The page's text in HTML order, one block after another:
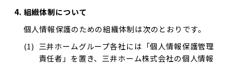
組織体制について
個人情報保護のための組織体制は次のとおりです。
三井ホームグループ各社には「個人情報保護管理
責任者」を置き、三井ホーム株式会社の個人情報